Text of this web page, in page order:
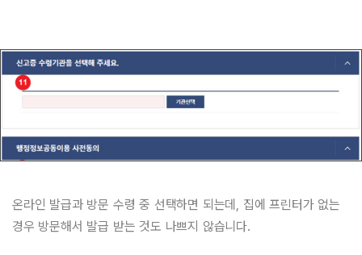
온라인 발급과 방문 수령 중 선택하면 되는데, 집에 프린터가 없는
경우 방문해서 발급 받는 것도 나쁘지 않습니다.